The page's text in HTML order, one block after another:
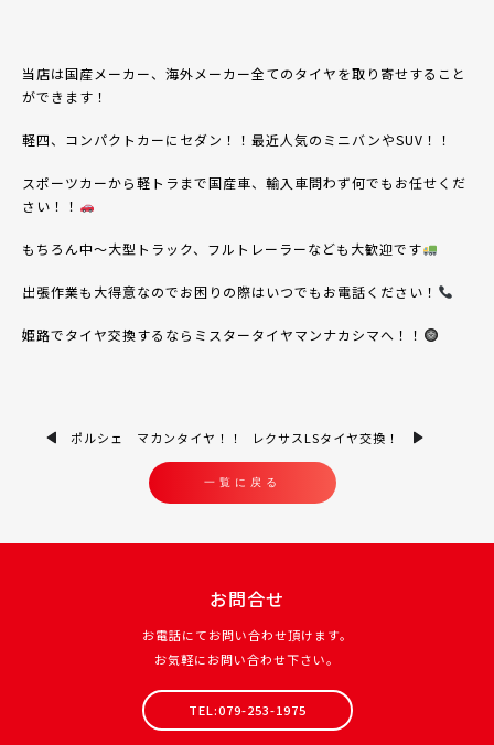
当店は国産メーカー、海外メーカー全てのタイヤを取り寄せすること
ができます！
軽四、コンパクトカーにセダン！！最近人気のミニバンやSUV ！！
スポーツカーから軽トラまで国産車、輸入車問わず何でもお任せくだ
さい！！
もちろん中〜大型トラック、フルトレーラーなども大歓迎です
出張作業も大得意なのでお困りの際はいつでもお電話ください！
姫路でタイヤ交換するならミスタータイヤマンナカシマへ！！
ポルシェ マカンタイヤ！！
一覧に戻る
レクサスLSタイヤ交換！
お問合せ
お電話にてお問い合わせ頂けます。
お気軽にお問い合わせ下さい。
TEL:079-253-1975